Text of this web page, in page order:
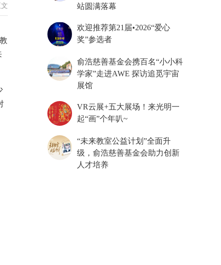
站圆满落幕
欢迎推荐第21届•2026“爱心
奖”参选者
俞浩慈善基金会携百名“小小科
学家”走进AWE 探访追觅宇宙
展馆
VR云展+五大展场！来光明一
起“画”个年叭~
“未来教室公益计划”全面升
级，俞浩慈善基金会助力创新
人才培养